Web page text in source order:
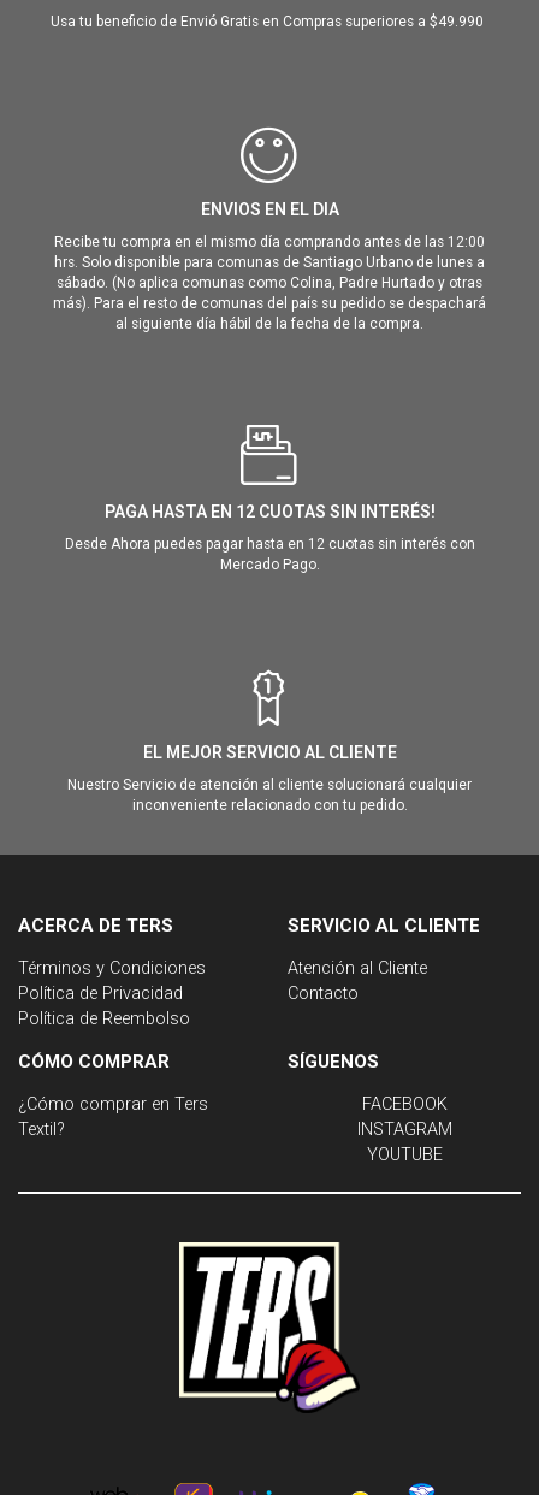
Usa tu beneficio de Envió Gratis en Compras superiores a $49.990
ENVIOS EN EL DIA
Recibe tu compra en el mismo día comprando antes de las 12:00
hrs. Solo disponible para comunas de Santiago Urbano de lunes a
sábado. (No aplica comunas como Colina, Padre Hurtado y otras
más). Para el resto de comunas del país su pedido se despachará
al siguiente día hábil de la fecha de la compra.
PAGA HASTA EN 12 CUOTAS SIN INTERÉS!
Desde Ahora puedes pagar hasta en 12 cuotas sin interés con
Mercado Pago.
EL MEJOR SERVICIO AL CLIENTE
Nuestro Servicio de atención al cliente solucionará cualquier
inconveniente relacionado con tu pedido.
ACERCA DE TERS
Términos y Condiciones
Política de Privacidad
Política de Reembolso
SERVICIO AL CLIENTE
Atención al Cliente
Contacto
CÓMO COMPRAR
¿Cómo comprar en Ters
Textil?
SÍGUENOS
FACEBOOK
INSTAGRAM
YOUTUBE